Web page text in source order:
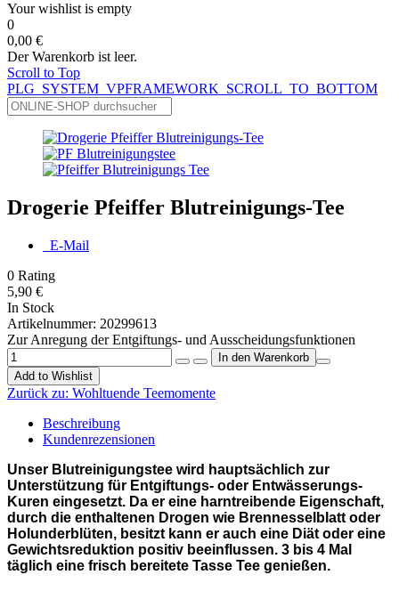
Your wishlist is empty
0
0,00 €
Der Warenkorb ist leer.
Scroll to Top
PLG_SYSTEM_VPFRAMEWORK_SCROLL_TO_BOTTOM
Drogerie Pfeiffer Blutreinigungs-Tee
E-Mail
0 Rating
5,90 €
In Stock
Artikelnummer: 20299613
Zur Anregung der Entgiftungs- und Ausscheidungsfunktionen
Add to Wishlist
Zurück zu: Wohltuende Teemomente
Beschreibung
Kundenrezensionen
Unser Blutreinigungstee wird hauptsächlich zur
Unterstützung für Entgiftungs- oder Entwässerungs-
Kuren eingesetzt. Da er eine harntreibende Eigenschaft,
durch die enthaltenen Drogen wie Brennesselblatt oder
Holunderblüten, besitzt kann er auch eine Diät oder eine
Gewichtsreduktion positiv beeinflussen. 3 bis 4 Mal
täglich eine frisch bereitete Tasse Tee genießen.